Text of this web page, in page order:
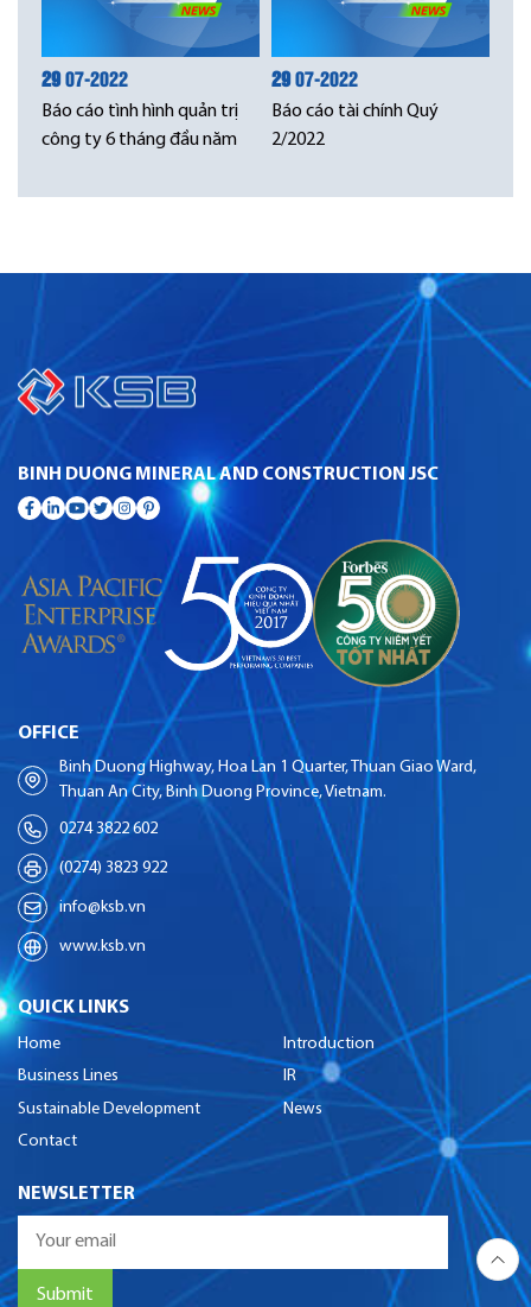
2907-2022
Báo cáo tình hình quản trị
công ty 6 tháng đầu năm
2907-2022
Báo cáo tài chính Quý
2/2022
BINH DUONG MINERAL AND CONSTRUCTION JSC
OFFICE
Binh Duong Highway, Hoa Lan 1 Quarter, Thuan Giao Ward,
Thuan An City, Binh Duong Province, Vietnam.
0274 3822 602
(0274) 3823 922
info@ksb.vn
www.ksb.vn
QUICK LINKS
Home
Introduction
Business Lines
IR
Sustainable Development
News
Contact
NEWSLETTER